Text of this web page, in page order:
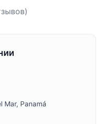
Mar, Panamá